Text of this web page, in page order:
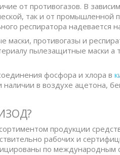
от противогазов. В
так и от
респиратора надевается
маски, противогазы и
пылезащитные маски а
фосфора и хлора в
в воздухе ацетона,
продукции
рабочих и
по